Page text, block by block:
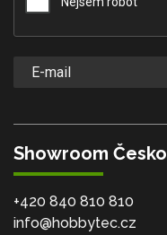
Showroom Česko
+420 840 810 810
info@hobbytec.cz